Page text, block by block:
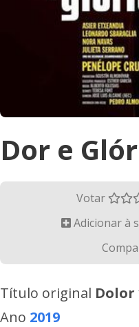
Dor e
Votar
Adicionar à
Título original Dolor
Ano 2019